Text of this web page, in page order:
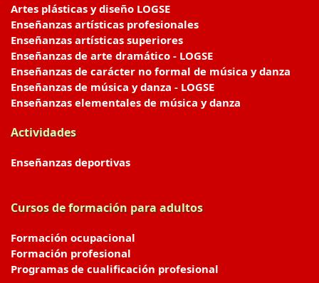
Artes plásticas y diseño LOGSE
Enseñanzas artísticas profesionales
Enseñanzas artísticas superiores
Enseñanzas de arte dramático - LOGSE
Enseñanzas de carácter no formal de música y danza
Enseñanzas de música y danza - LOGSE
Enseñanzas elementales de música y danza
Actividades
Enseñanzas deportivas
Cursos de formación para adultos
Formación ocupacional
Formación profesional
Programas de cualificación profesional